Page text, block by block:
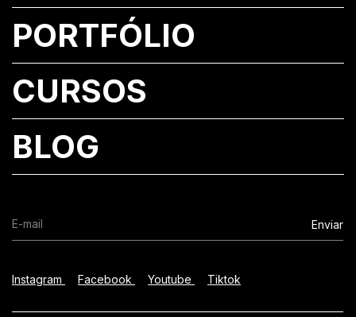
PORTFÓLIO
CURSOS
BLOG
Instagram Facebook Youtube Tiktok